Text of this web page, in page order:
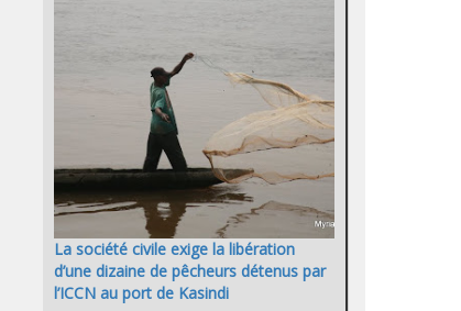
La société civile exige la libération
d’une dizaine de pêcheurs détenus par
l’ICCN au port de Kasindi